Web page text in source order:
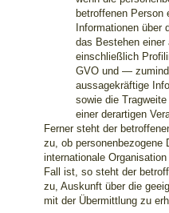
betroffenen Person
Informationen über
das Bestehen
einschließlich
GVO und —
aussagekräftige
sowie die
einer derartigen
Ferner steht der
zu, ob personenbezogene
internationale
Fall ist, so steht der
zu, Auskunft über die
mit der Übermittlung zu